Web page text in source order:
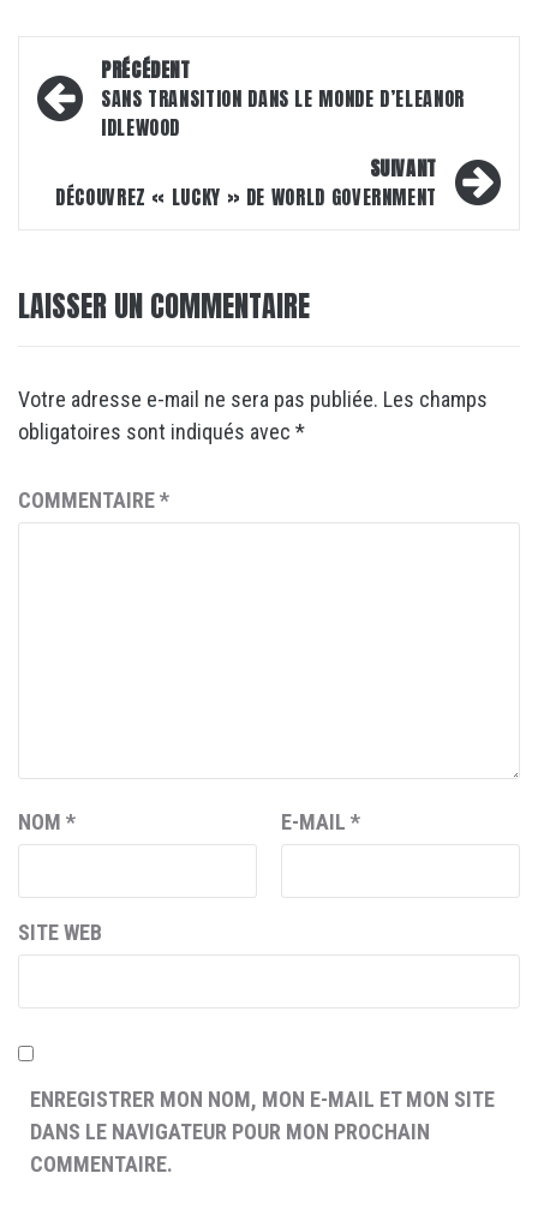
Navigation
d’article
PRÉCÉDENT
SANS TRANSITION DANS LE MONDE D’ELEANOR
IDLEWOOD
SUIVANT
DÉCOUVREZ « LUCKY » DE WORLD GOVERNMENT
LAISSER UN COMMENTAIRE
Votre adresse e-mail ne sera pas publiée. Les champs
obligatoires sont indiqués avec *
COMMENTAIRE*
NOM * E-MAIL *
SITE WEB
ENREGISTRER MON NOM, MON E-MAIL ET MON SITE
DANS LE NAVIGATEUR POUR MON PROCHAIN
COMMENTAIRE.